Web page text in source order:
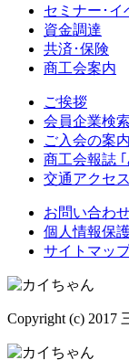
セミナー･イ
資金調達
共済･保険
商工会案内
ご挨拶
会員企業検索
ご入会の案内
商工会報誌
交通アクセス
お問い合わ
個人情報保
サイトマッ
Copyright (c) 2017